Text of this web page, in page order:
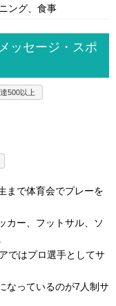
ング、食事
ッセージ・スポ
500以上
まで体育会でプレーを
カー、フットサル、ソ
ではプロ選手としてサ
なっているのが7人制サ